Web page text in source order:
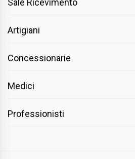
Sale Ricevimento
Artigiani
Concessionarie
Medici
Professionisti